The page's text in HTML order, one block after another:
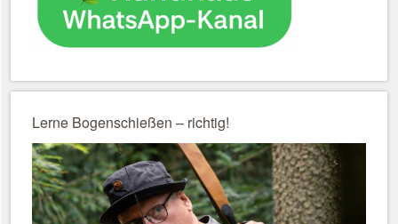
Lerne Bogenschießen – richtig!